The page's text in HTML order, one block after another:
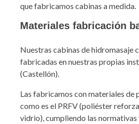
que fabricamos cabinas a medida.
Materiales fabricación
Nuestras cabinas de hidromasaje
fabricadas en nuestras propias
(Castellón).
Las fabricamos con materiales de
como es el PRFV (poliéster
vidrio), cumpliendo las normativas